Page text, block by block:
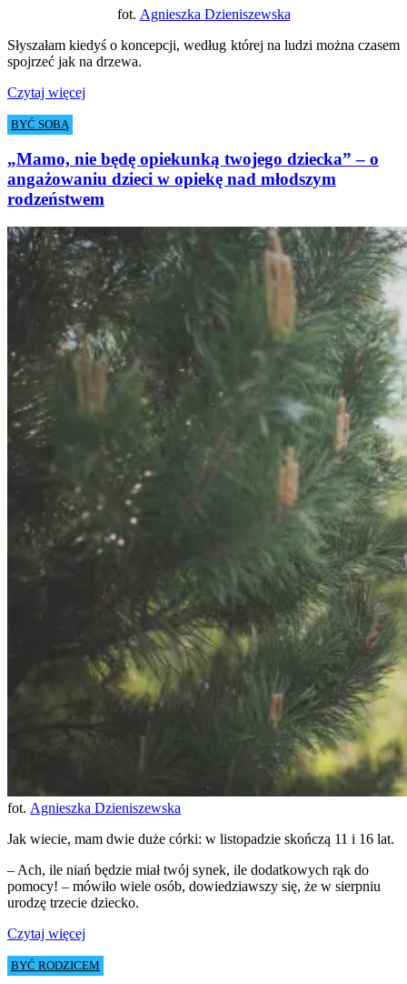
fot. Agnieszka Dzieniszewska
Słyszałam kiedyś o koncepcji, według której na ludzi można czasem
spojrzeć jak na drzewa.
Czytaj więcej
BYĆ SOBĄ
„Mamo, nie będę opiekunką twojego dziecka” – o
angażowaniu dzieci w opiekę nad młodszym
rodzeństwem
fot. Agnieszka Dzieniszewska
Jak wiecie, mam dwie duże córki: w listopadzie skończą 11 i 16 lat.
– Ach, ile niań będzie miał twój synek, ile dodatkowych rąk do
pomocy! – mówiło wiele osób, dowiedziawszy się, że w sierpniu
urodzę trzecie dziecko.
Czytaj więcej
BYĆ RODZICEM